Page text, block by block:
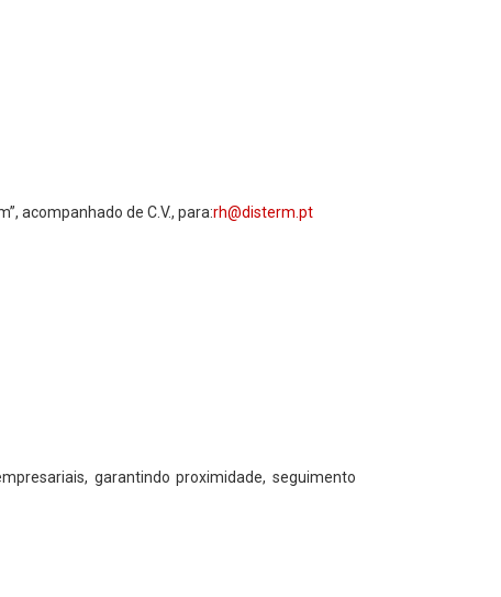
acompanhado de C.V., para:rh@disterm.pt
garantindo proximidade, seguimento